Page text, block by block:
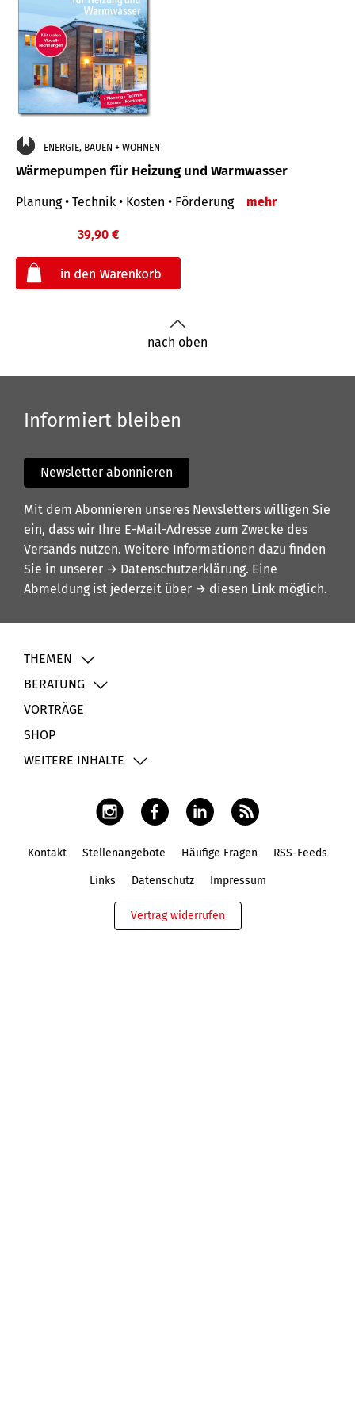
ENERGIE, BAUEN + WOHNEN
Wärmepumpen für Heizung und Warmwasser
Planung • Technik • Kosten • Förderung mehr
39,90 €
nach oben
Informiert bleiben
Newsletter abonnieren
Mit dem Abonnieren unseres Newsletters willigen Sie
ein, dass wir Ihre E-Mail-Adresse zum Zwecke des
Versands nutzen. Weitere Informationen dazu finden
Sie in unserer → Datenschutzerklärung. Eine
Abmeldung ist jederzeit über → diesen Link möglich.
THEMEN
BERATUNG
VORTRÄGE
SHOP
WEITERE INHALTE
Kontakt Stellenangebote Häufige Fragen RSS-Feeds
Links Datenschutz Impressum
Vertrag widerrufen